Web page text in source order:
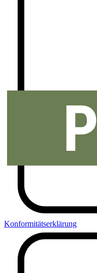
Konformitätserklärung